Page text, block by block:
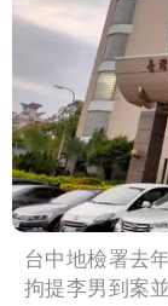
台中地檢署去
拘提李男到案